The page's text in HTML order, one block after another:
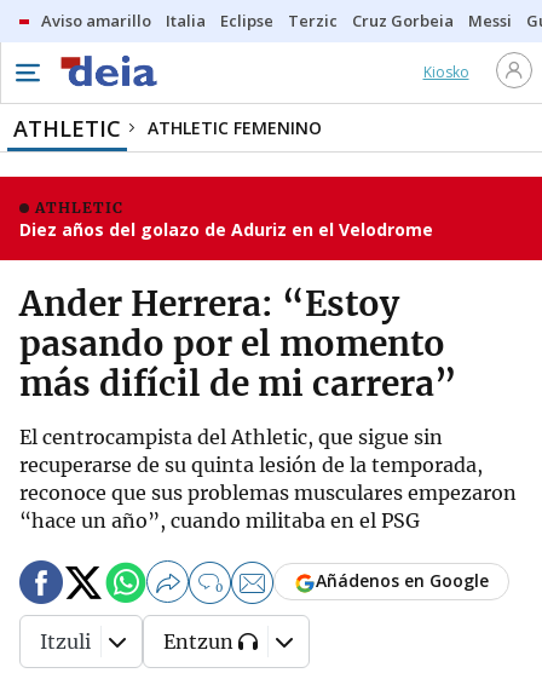
Aviso amarillo Italia Eclipse Terzic Cruz Gorbeia Messi
Kiosko
ATHLETIC ATHLETIC FEMENINO
ATHLETIC
Diez años del golazo de Aduriz en el Velodrome
Ander Herrera: “Estoy
pasando por el momento
más difícil de mi carrera”
El centrocampista del Athletic, que sigue sin
recuperarse de su quinta lesión de la temporada,
reconoce que sus problemas musculares empezaron
“hace un año”, cuando militaba en el PSG
0 Añádenos en Google
Itzuli Entzun